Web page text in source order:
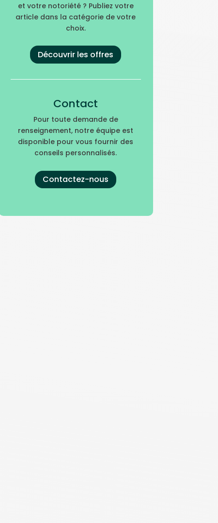
et votre notoriété ? Publiez votre
article dans la catégorie de votre
choix.
Découvrir les offres
Contact
Pour toute demande de
renseignement, notre équipe est
disponible pour vous fournir des
conseils personnalisés.
Contactez-nous